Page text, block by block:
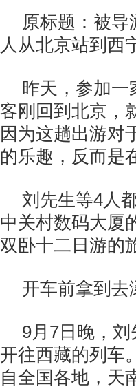
原标题：被导
人从北京站到西
昨天，参加一
客刚回到北京，
因为这趟出游对
的乐趣，反而是
刘先生等4人
中关村数码大厦
双卧十二日游的
开车前拿到去
9月7日晚，
开往西藏的列车
自全国各地，天